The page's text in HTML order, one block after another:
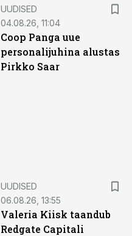
UUDISED
04.08.26, 11:04
Coop Panga uue
personalijuhina alustas
Pirkko Saar
UUDISED
06.08.26, 13:55
Valeria Kiisk taandub
Redgate Capitali